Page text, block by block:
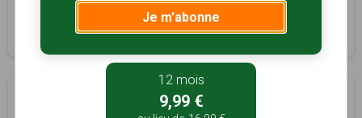
Mongauzy, Gironde (33)
7.5 km Tracé GPS
Je m'abonne
12 mois
9,99 €